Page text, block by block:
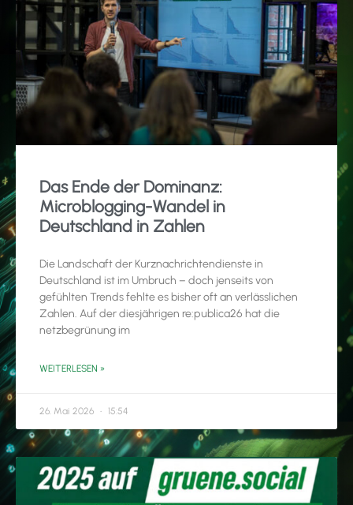
Das Ende der Dominanz:
Microblogging-Wandel in
Deutschland in Zahlen
Die Landschaft der Kurznachrichtendienste in
Deutschland ist im Umbruch – doch jenseits von
gefühlten Trends fehlte es bisher oft an verlässlichen
Zahlen. Auf der diesjährigen re:publica26 hat die
netzbegrünung im
WEITERLESEN »
26. Mai 2026 15:54